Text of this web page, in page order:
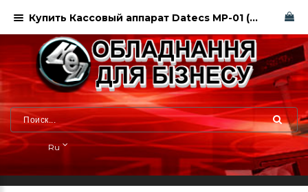
Ru
Купить Кассовый аппарат Datecs МР-01 (без GSM) Харьков